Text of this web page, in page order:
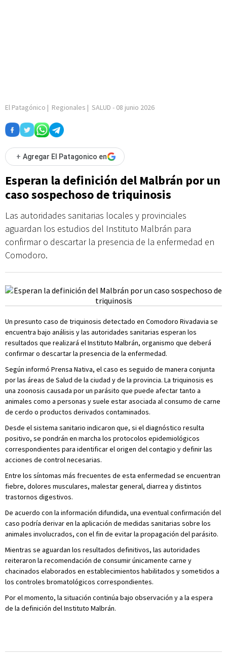
El Patagónico | Regionales | SALUD - 08 junio 2026
+ Agregar El Patagonico en
Esperan la definición del Malbrán por un
caso sospechoso de triquinosis
Las autoridades sanitarias locales y provinciales
aguardan los estudios del Instituto Malbrán para
confirmar o descartar la presencia de la enfermedad en
Comodoro.
Un presunto caso de triquinosis detectado en Comodoro Rivadavia se
encuentra bajo análisis y las autoridades sanitarias esperan los
resultados que realizará el Instituto Malbrán, organismo que deberá
confirmar o descartar la presencia de la enfermedad.
Según informó Prensa Nativa, el caso es seguido de manera conjunta
por las áreas de Salud de la ciudad y de la provincia. La triquinosis es
una zoonosis causada por un parásito que puede afectar tanto a
animales como a personas y suele estar asociada al consumo de carne
de cerdo o productos derivados contaminados.
Desde el sistema sanitario indicaron que, si el diagnóstico resulta
positivo, se pondrán en marcha los protocolos epidemiológicos
correspondientes para identificar el origen del contagio y definir las
acciones de control necesarias.
Entre los síntomas más frecuentes de esta enfermedad se encuentran
fiebre, dolores musculares, malestar general, diarrea y distintos
trastornos digestivos.
De acuerdo con la información difundida, una eventual confirmación del
caso podría derivar en la aplicación de medidas sanitarias sobre los
animales involucrados, con el fin de evitar la propagación del parásito.
Mientras se aguardan los resultados definitivos, las autoridades
reiteraron la recomendación de consumir únicamente carne y
chacinados elaborados en establecimientos habilitados y sometidos a
los controles bromatológicos correspondientes.
Por el momento, la situación continúa bajo observación y a la espera
de la definición del Instituto Malbrán.